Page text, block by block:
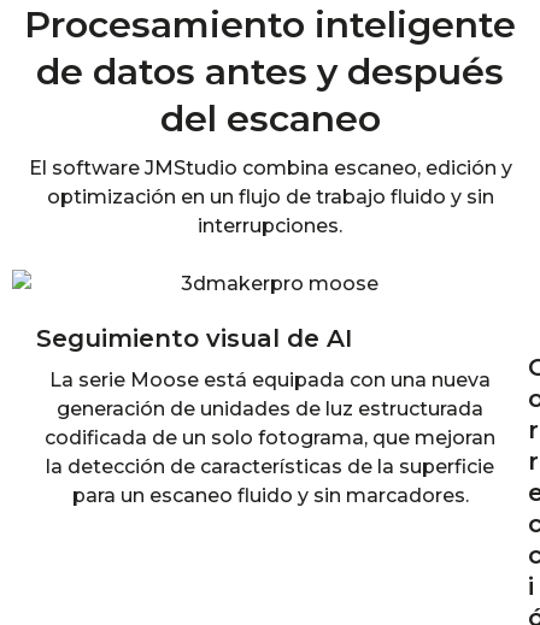
Procesamiento inteligente
de datos antes y después
del escaneo
El software JMStudio combina escaneo, edición y
optimización en un flujo de trabajo fluido y sin
interrupciones.
Seguimiento visual de AI
La serie Moose está equipada con una nueva
generación de unidades de luz estructurada
codificada de un solo fotograma, que mejoran
la detección de características de la superficie
para un escaneo fluido y sin marcadores.
r
r
i